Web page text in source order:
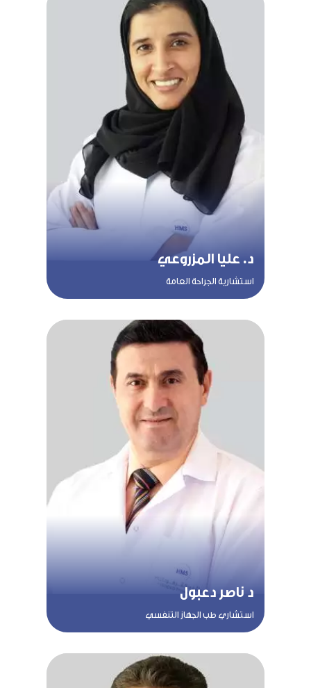
د. عليا المزروعي
استشارية الجراحة العامة
د ناصر دعبول
استشاري طب الجهاز التنفسي